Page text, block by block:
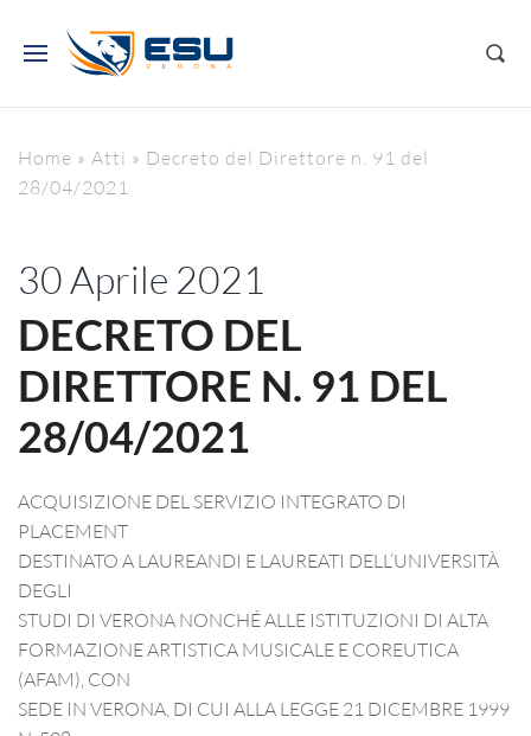
Home » Atti » Decreto del Direttore n. 91 del
28/04/2021
30 Aprile 2021
DECRETO DEL
DIRETTORE N. 91 DEL
28/04/2021
ACQUISIZIONE DEL SERVIZIO INTEGRATO DI
PLACEMENT
DESTINATO A LAUREANDI E LAUREATI DELL’UNIVERSITÀ
DEGLI
STUDI DI VERONA NONCHÉ ALLE ISTITUZIONI DI ALTA
FORMAZIONE ARTISTICA MUSICALE E COREUTICA
(AFAM), CON
SEDE IN VERONA, DI CUI ALLA LEGGE 21 DICEMBRE 1999